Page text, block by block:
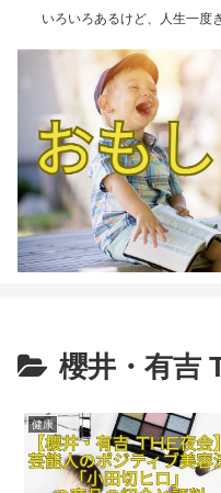
いろいろあるけど、人生一度
櫻井・有吉
健康